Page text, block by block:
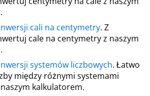
cali na centymetry. Z
cale na centymetry z naszym
systemów liczbowych. Łatwo
między różnymi systemami
kalkulatorem.